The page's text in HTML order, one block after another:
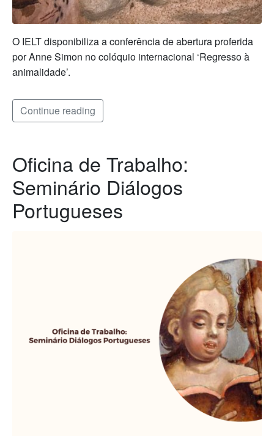
O IELT disponibiliza a conferência de abertura proferida
por Anne Simon no colóquio internacional ‘Regresso à
animalidade’.
Continue reading
Oficina de Trabalho:
Seminário Diálogos
Portugueses